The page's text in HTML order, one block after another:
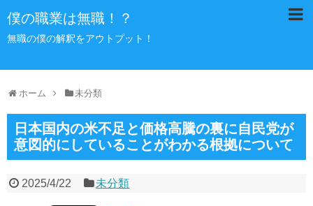
僕の職業は無職！？
無職の僕の解釈をアウトプット！
ホーム 未分類
日本国内の米不足と価格高騰の裏に自民党が
意図的にしていることがわかる根拠について
2025/4/22 未分類